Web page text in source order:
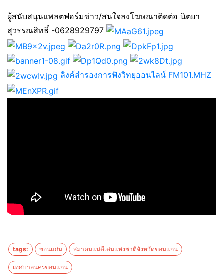
ผู้สนับสนุนแพลตฟอร์มข่าว/สนใจลงโฆษณาติดต่อ นิตยา
สุวรรณสิทธิ์ -0628929797
ลิงค์สำรองการฟังวิทยุออนไลน์ FM101.MHZ
tags: ขอนแก่น สมาคมแม่ดีเด่นแห่งชาติจังหวัดขอนแก่น
เทศบาลนครขอนแก่น